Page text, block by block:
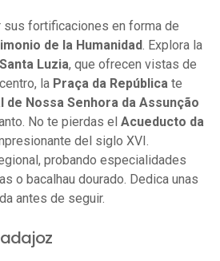
sus fortificaciones en forma de
de la Humanidad. Explora la
Luzia, que ofrecen vistas de
la Praça da República te
de Nossa Senhora da Assunção
No te pierdas el Acueducto da
del siglo XVI.
probando especialidades
o bacalhau dourado. Dedica unas
antes de seguir.